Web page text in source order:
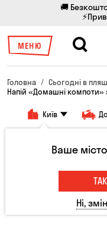
🚚
МЕНЮ
Головна Сьогодні в
Напій «Домашні компоти»
Київ
Ваше
ТАК
Ні,